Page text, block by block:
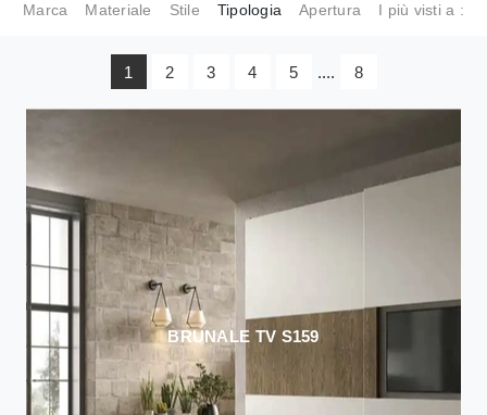
Marca Materiale Stile Tipologia Apertura I più visti a :
1 2 3 4 5 .... 8
BRUNALE TV S159